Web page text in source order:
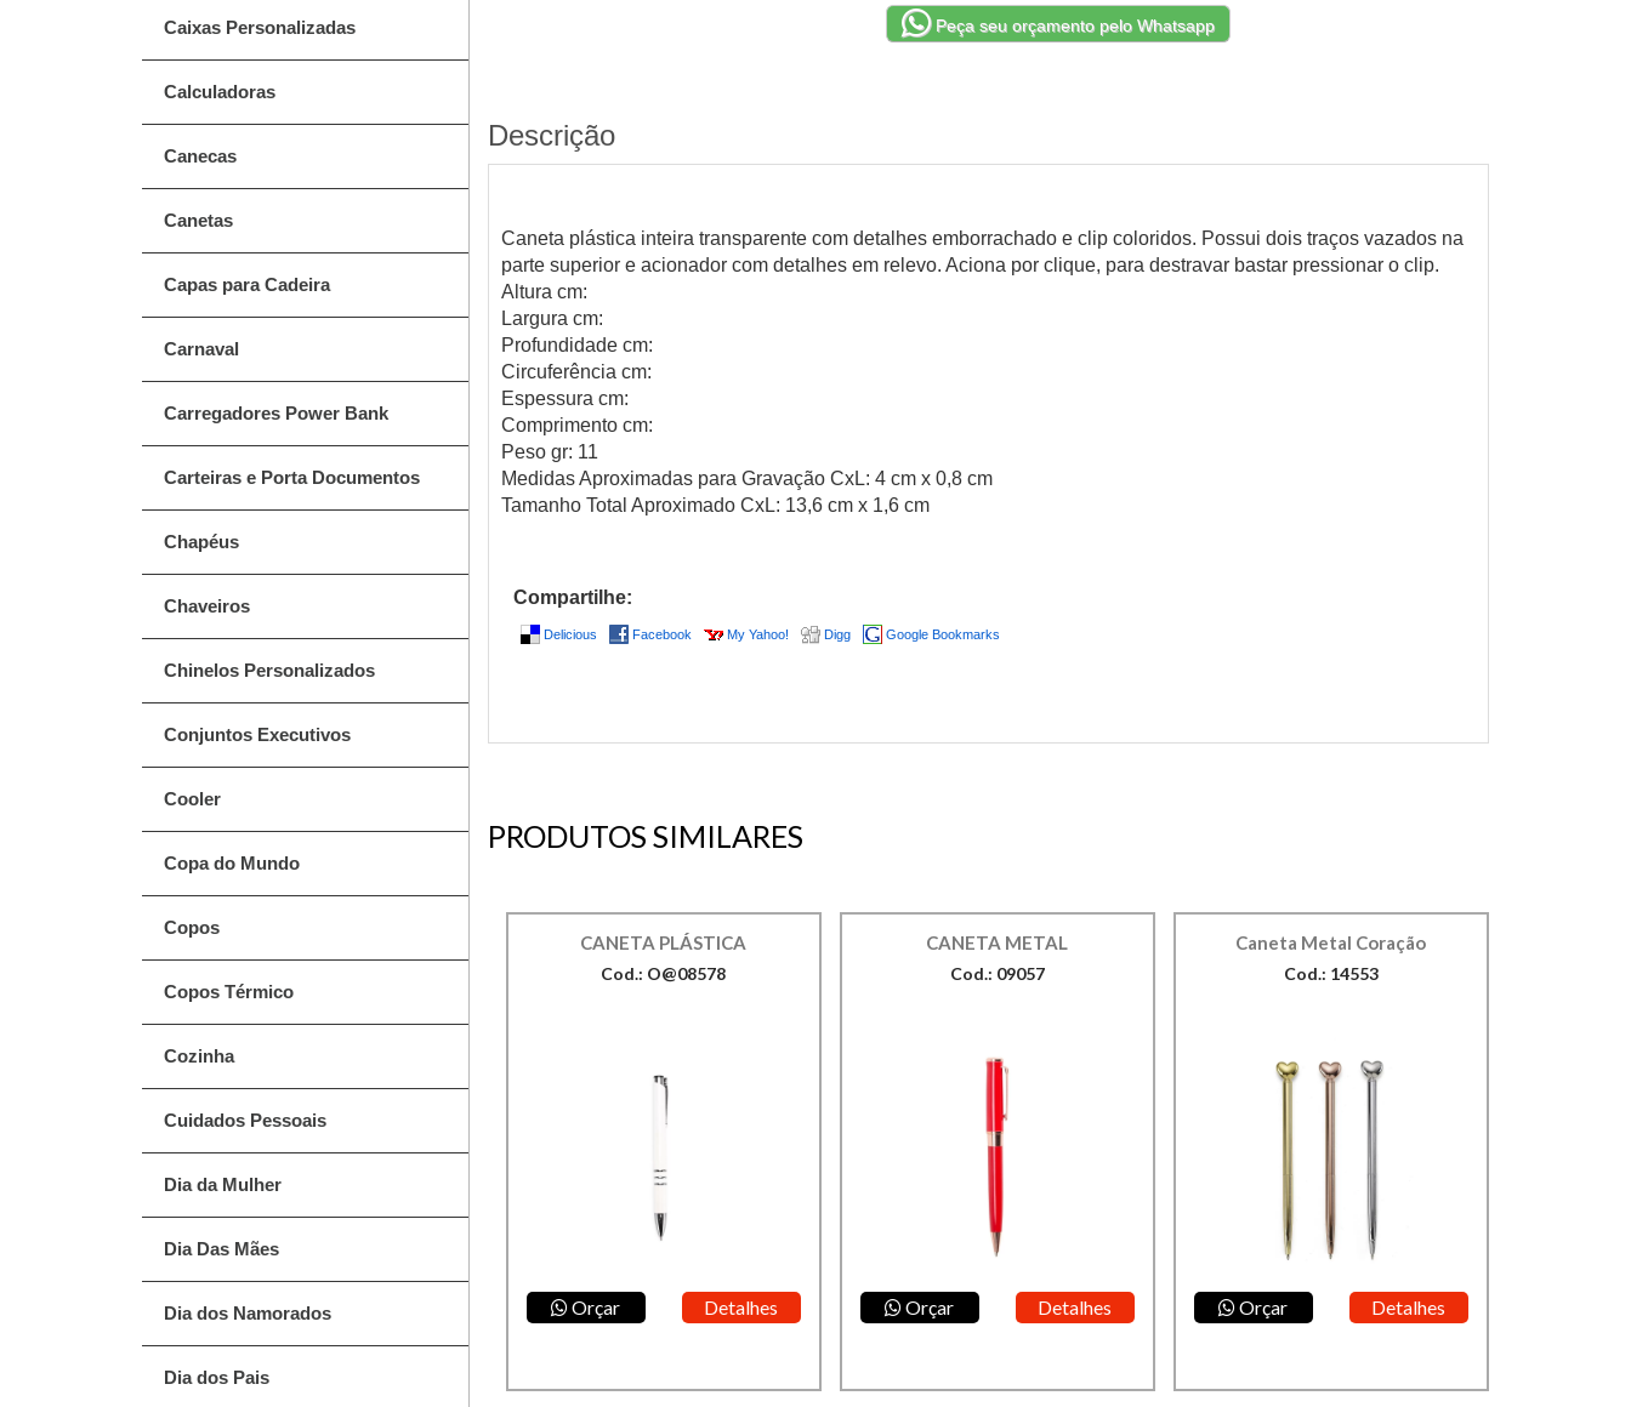
Caixas Personalizadas
Calculadoras
Canecas
Canetas
Capas para Cadeira
Carnaval
Carregadores Power Bank
Carteiras e Porta Documentos
Chapéus
Chaveiros
Chinelos Personalizados
Conjuntos Executivos
Cooler
Copa do Mundo
Copos
Copos Térmico
Cozinha
Cuidados Pessoais
Dia da Mulher
Dia Das Mães
Dia dos Namorados
Dia dos Pais
Peça seu orçamento pelo Whatsapp
Descrição
Caneta plástica inteira transparente com detalhes emborrachado e clip coloridos. Possui dois traços vazados na
parte superior e acionador com detalhes em relevo. Aciona por clique, para destravar bastar pressionar o clip.
Altura cm:
Largura cm:
Profundidade cm:
Circuferência cm:
Espessura cm:
Comprimento cm:
Peso gr: 11
Medidas Aproximadas para Gravação CxL: 4 cm x 0,8 cm
Tamanho Total Aproximado CxL: 13,6 cm x 1,6 cm
Compartilhe:
Delicious Facebook My Yahoo! Digg Google Bookmarks
PRODUTOS SIMILARES
CANETA PLÁSTICA
Cod.: O@08578
Orçar Detalhes
CANETA METAL
Cod.: 09057
Orçar Detalhes
Caneta Metal Coração
Cod.: 14553
Orçar Detalhes